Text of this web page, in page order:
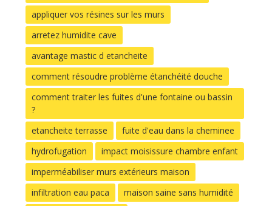
appliquer vos résines sur les murs
arretez humidite cave
avantage mastic d etancheite
comment résoudre problème étanchéité douche
comment traiter les fuites d'une fontaine ou bassin
?
etancheite terrasse
fuite d'eau dans la cheminee
hydrofugation
impact moisissure chambre enfant
imperméabiliser murs extérieurs maison
infiltration eau paca
maison saine sans humidité